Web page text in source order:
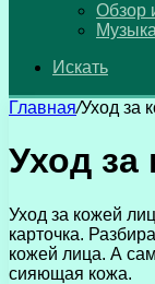
Обзор
Музыка
Искать
Главная/Уход за
Уход за
Уход за кожей
карточка.
кожей лица. А
сияющая кожа.